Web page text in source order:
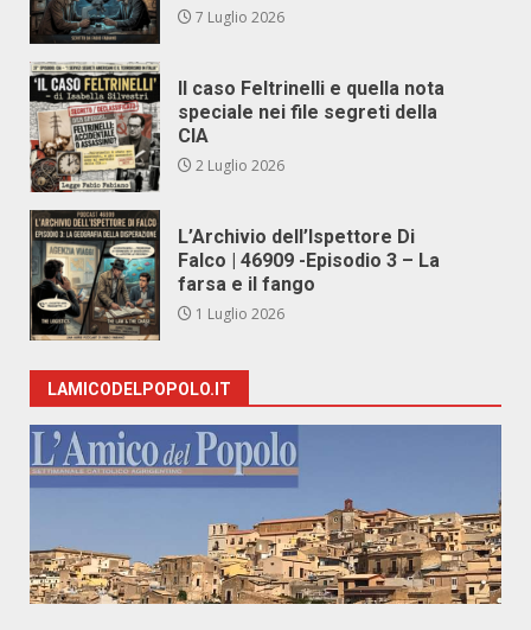
7 Luglio 2026
Il caso Feltrinelli e quella nota
speciale nei file segreti della
CIA
2 Luglio 2026
L’Archivio dell’Ispettore Di
Falco | 46909 -Episodio 3 – La
farsa e il fango
1 Luglio 2026
LAMICODELPOPOLO.IT